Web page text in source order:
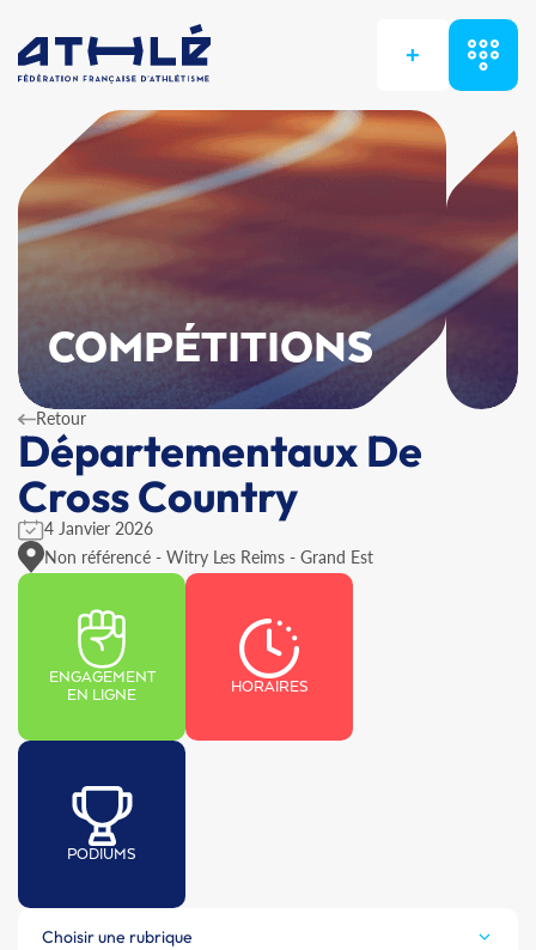
+
COMPÉTITIONS
Retour
Départementaux De
Cross Country
4 Janvier 2026
Non référencé - Witry Les Reims - Grand Est
ENGAGEMENT
EN LIGNE
HORAIRES
PODIUMS
Choisir une rubrique